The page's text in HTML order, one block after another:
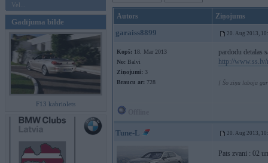
Vel...
Gadījuma bilde
F13 kabriolets
Autors Ziņojums
garaiss8899 20. Aug 2013,
Kopš: 18. Mar 2013
No: Balvi
Ziņojumi: 3
Braucu ar: 728
pardodu detalas
http://
[ Šo ziņu laboja
Tune-L 20. Aug 2013,
Pats zvani : 02